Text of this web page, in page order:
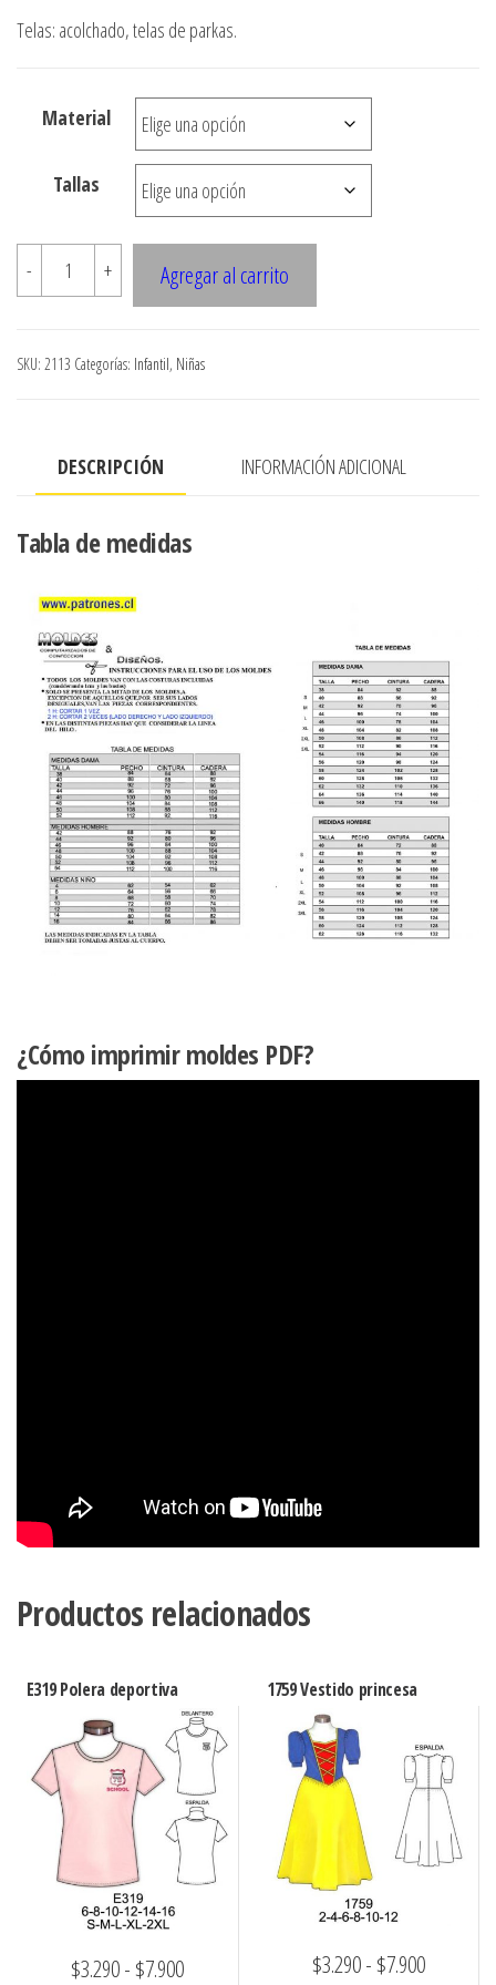
de
desde
$3.000
hasta
$7.900
Telas: acolchado, telas de parkas.
Material
Tallas
-
2113
Chaleco
cantidad
+ Agregar al carrito
SKU: 2113 Categorías: Infantil, Niñas
DESCRIPCIÓN INFORMACIÓN ADICIONAL
Tabla de medidas
¿Cómo imprimir moldes PDF?
Productos relacionados
E319 Polera deportiva
$3.290- $7.900Rango
1759 Vestido princesa
$3.290- $7.900Rango